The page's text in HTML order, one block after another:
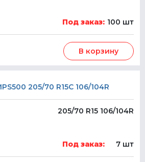
Под заказ: 100 шт
В корзину
205/70 R15C 106/104R
205/70 R15 106/104R
Под заказ: 7 шт